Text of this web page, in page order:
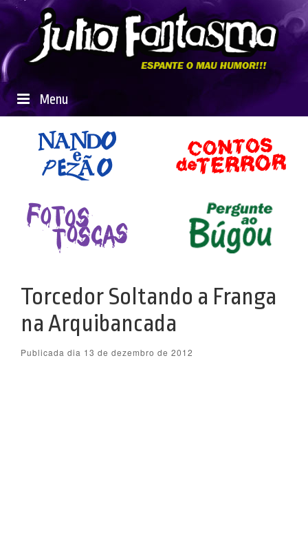
Menu
Torcedor Soltando a Franga
na Arquibancada
Publicada dia 13 de dezembro de 2012